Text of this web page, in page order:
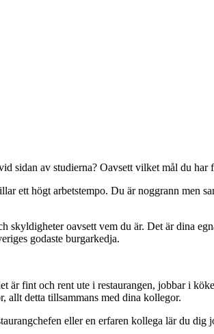
sidan av studierna? Oavsett vilket mål du
ett högt arbetstempo. Du är noggrann men
oavsett vem du är. Det är dina
godaste burgarkedja.
är fint och rent ute i restaurangen, jobbar i
allt detta tillsammans med dina kollegor.
eller en erfaren kollega lär du dig